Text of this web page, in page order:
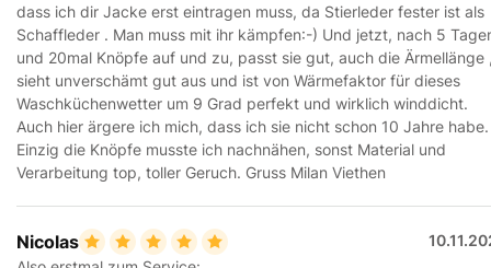
dass ich dir Jacke erst eintragen muss, da Stierleder fester ist als
Schaffleder . Man muss mit ihr kämpfen:-) Und jetzt, nach 5
und 20mal Knöpfe auf und zu, passt sie gut, auch die Ärmellänge
sieht unverschämt gut aus und ist von Wärmefaktor für dieses
Waschküchenwetter um 9 Grad perfekt und wirklich winddicht.
Auch hier ärgere ich mich, dass ich sie nicht schon 10 Jahre habe.
Einzig die Knöpfe musste ich nachnähen, sonst Material und
Verarbeitung top, toller Geruch. Gruss Milan Viethen
Nicolas